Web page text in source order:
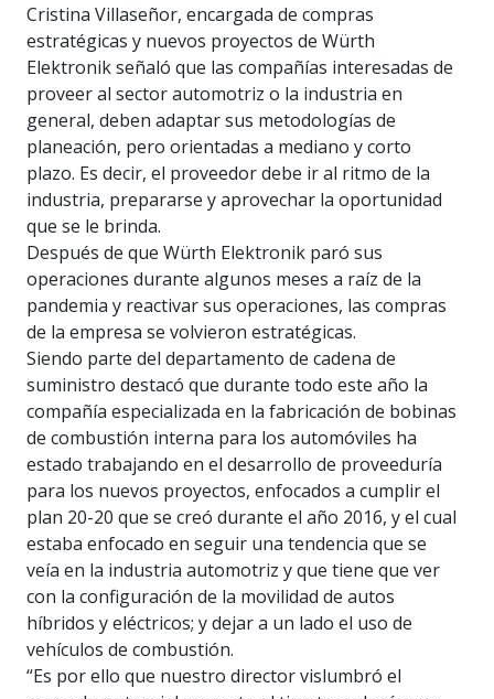
Cristina Villaseñor, encargada de compras
estratégicas y nuevos proyectos de Würth
Elektronik señaló que las compañías interesadas de
proveer al sector automotriz o la industria en
general, deben adaptar sus metodologías de
planeación, pero orientadas a mediano y corto
plazo. Es decir, el proveedor debe ir al ritmo de la
industria, prepararse y aprovechar la oportunidad
que se le brinda.
Después de que Würth Elektronik paró sus
operaciones durante algunos meses a raíz de la
pandemia y reactivar sus operaciones, las compras
de la empresa se volvieron estratégicas.
Siendo parte del departamento de cadena de
suministro destacó que durante todo este año la
compañía especializada en la fabricación de bobinas
de combustión interna para los automóviles ha
estado trabajando en el desarrollo de proveeduría
para los nuevos proyectos, enfocados a cumplir el
plan 20-20 que se creó durante el año 2016, y el cual
estaba enfocado en seguir una tendencia que se
veía en la industria automotriz y que tiene que ver
con la configuración de la movilidad de autos
híbridos y eléctricos; y dejar a un lado el uso de
vehículos de combustión.
“Es por ello que nuestro director vislumbró el